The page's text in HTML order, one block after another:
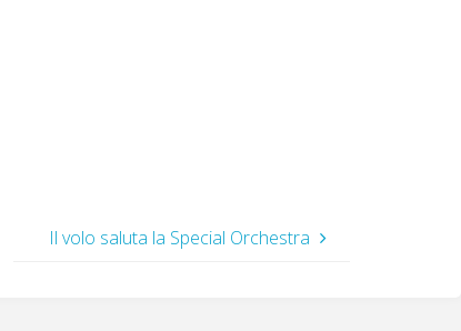
Il volo saluta la Special Orchestra